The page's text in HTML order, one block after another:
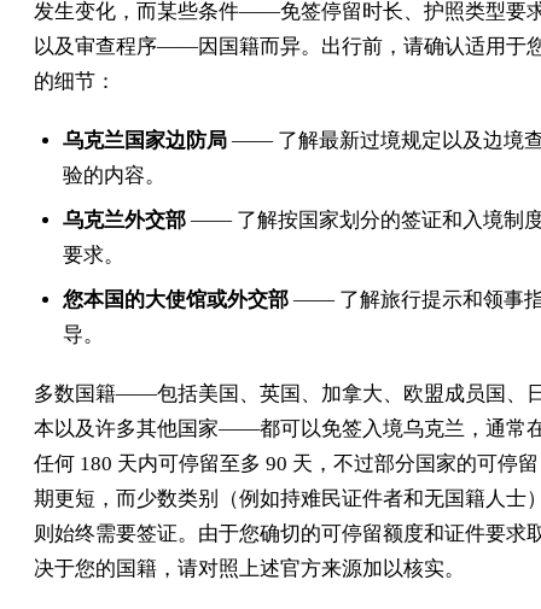
发生变化，而某些条件——免签停留时长、护照类型要
以及审查程序——因国籍而异。出行前，请确认适用于
的细节：
乌克兰国家边防局 —— 了解最新过境规定以及边境
验的内容。
乌克兰外交部 —— 了解按国家划分的签证和入境制
要求。
您本国的大使馆或外交部 —— 了解旅行提示和领事
导。
多数国籍——包括美国、英国、加拿大、欧盟成员国、
本以及许多其他国家——都可以免签入境乌克兰，通常
任何 180 天内可停留至多 90 天，不过部分国家的可停留
期更短，而少数类别（例如持难民证件者和无国籍人士
则始终需要签证。由于您确切的可停留额度和证件要求
决于您的国籍，请对照上述官方来源加以核实。